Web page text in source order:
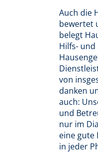
Auch die
bewertet
belegt
Hilfs-
von
danken
auch:
und
nur im
eine gute
in jeder